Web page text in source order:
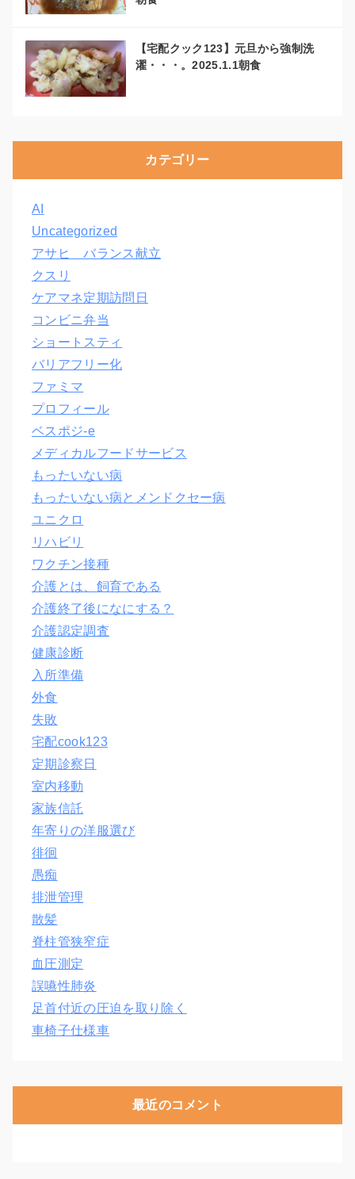
【宅配クック123】元旦から強制洗
濯・・・。2025.1.1朝食
カテゴリー
AI
Uncategorized
アサヒ バランス献立
クスリ
ケアマネ定期訪問日
コンビニ弁当
ショートスティ
バリアフリー化
ファミマ
プロフィール
ベスポジ-e
メディカルフードサービス
もったいない病
もったいない病とメンドクセー病
ユニクロ
リハビリ
ワクチン接種
介護とは、飼育である
介護終了後になにする？
介護認定調査
健康診断
入所準備
外食
失敗
宅配cook123
定期診察日
室内移動
家族信託
年寄りの洋服選び
徘徊
愚痴
排泄管理
散髪
脊柱管狭窄症
血圧測定
誤嚥性肺炎
足首付近の圧迫を取り除く
車椅子仕様車
最近のコメント